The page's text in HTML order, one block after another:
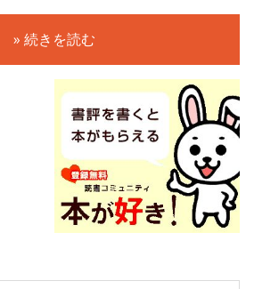
» 続きを読む